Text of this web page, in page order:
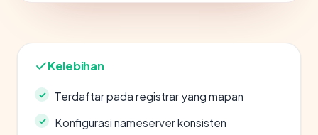
Kelebihan
Terdaftar pada registrar yang mapan
Konfigurasi nameserver konsisten